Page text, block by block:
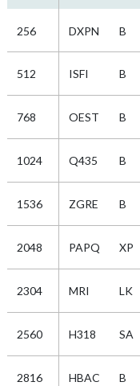
256 DXPN B
512 ISFI B
768 OEST B
1024 Q435 B
1536 ZGRE B
2048 PAPQ XP
2304 MRI LK
2560 H318 SA
2816 HBAC B